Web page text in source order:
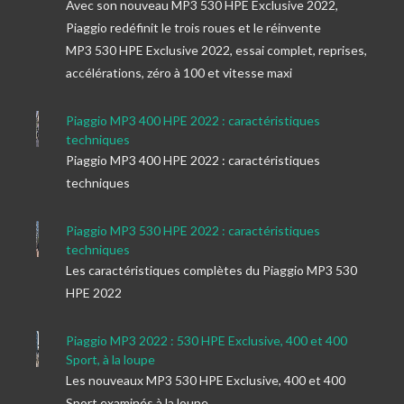
Avec son nouveau MP3 530 HPE Exclusive 2022,
Piaggio redéfinit le trois roues et le réinvente
MP3 530 HPE Exclusive 2022, essai complet, reprises,
accélérations, zéro à 100 et vitesse maxi
Piaggio MP3 400 HPE 2022 : caractéristiques
techniques
Piaggio MP3 400 HPE 2022 : caractéristiques
techniques
Piaggio MP3 530 HPE 2022 : caractéristiques
techniques
Les caractéristiques complètes du Piaggio MP3 530
HPE 2022
Piaggio MP3 2022 : 530 HPE Exclusive, 400 et 400
Sport, à la loupe
Les nouveaux MP3 530 HPE Exclusive, 400 et 400